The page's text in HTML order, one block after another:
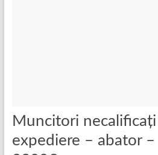
Muncitori
expediere – abator –